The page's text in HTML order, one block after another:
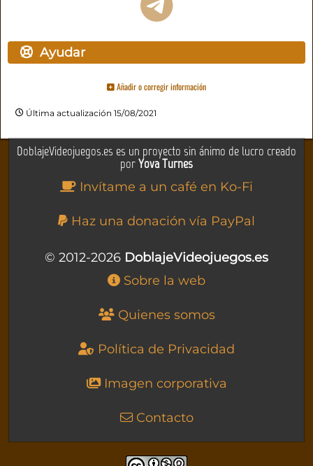
Ayudar
Añadir o corregir información
Última actualización 15/08/2021
DoblajeVideojuegos.es es un proyecto sin ánimo de lucro creado
porYova Turnes
Invítame a un café en Ko-Fi
Haz una donación vía PayPal
© 2012-2026 DoblajeVideojuegos.es
Sobre la web
Quienes somos
Política de Privacidad
Imagen corporativa
Contacto